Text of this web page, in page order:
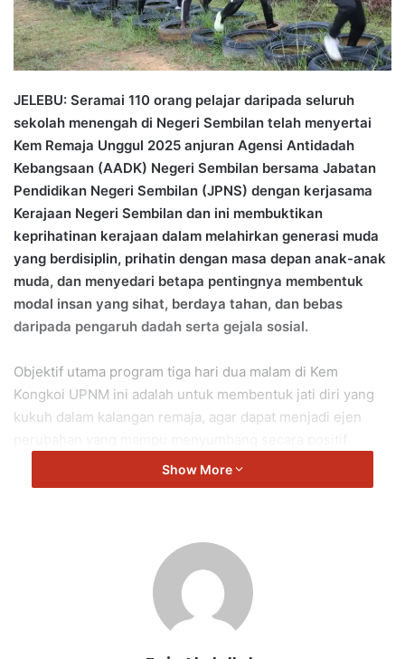
i
l
JELEBU: Seramai 110 orang pelajar daripada seluruh
sekolah menengah di Negeri Sembilan telah menyertai
Kem Remaja Unggul 2025 anjuran Agensi Antidadah
Kebangsaan (AADK) Negeri Sembilan bersama Jabatan
Pendidikan Negeri Sembilan (JPNS) dengan kerjasama
Kerajaan Negeri Sembilan dan ini membuktikan
keprihatinan kerajaan dalam melahirkan generasi muda
yang berdisiplin, prihatin dengan masa depan anak-anak
muda, dan menyedari betapa pentingnya membentuk
modal insan yang sihat, berdaya tahan, dan bebas
daripada pengaruh dadah serta gejala sosial.
Objektif utama program tiga hari dua malam di Kem
Kongkoi UPNM ini adalah untuk membentuk jati diri yang
kukuh dalam kalangan remaja, agar dapat menjadi ejen
kepada komuniti dan negara.
dalam menjalani kehidupan milenia yang semakin
Turut hadir Pegawai Daerah Jelebu, Abdul Rahim A.Aziz;
Show More